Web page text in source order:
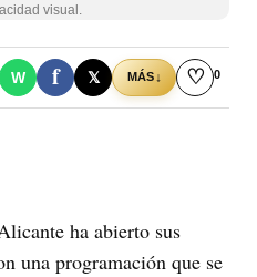
visual.
W f 𝕏 MÁS↓ ♡ 0
ha abierto sus
una programación que se